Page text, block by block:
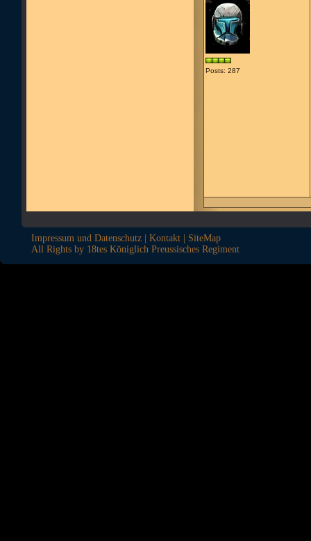
Posts: 287
Impressum und Datenschutz Kontakt
SiteMap
All Rights by 18tes Königlich Preussisches Regiment